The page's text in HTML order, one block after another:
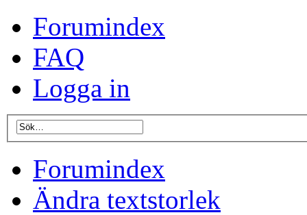
Forumindex
FAQ
Logga in
Forumindex
Ändra textstorlek